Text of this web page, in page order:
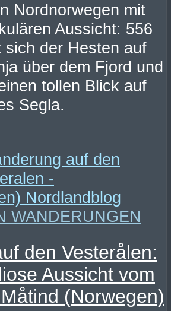
Nordnorwegen mit
Aussicht: 556
sich der Hesten auf
über dem Fjord und
tollen Blick auf
Segla.
WANDERUNGEN
den Vesterålen:
Aussicht vom
(Norwegen)